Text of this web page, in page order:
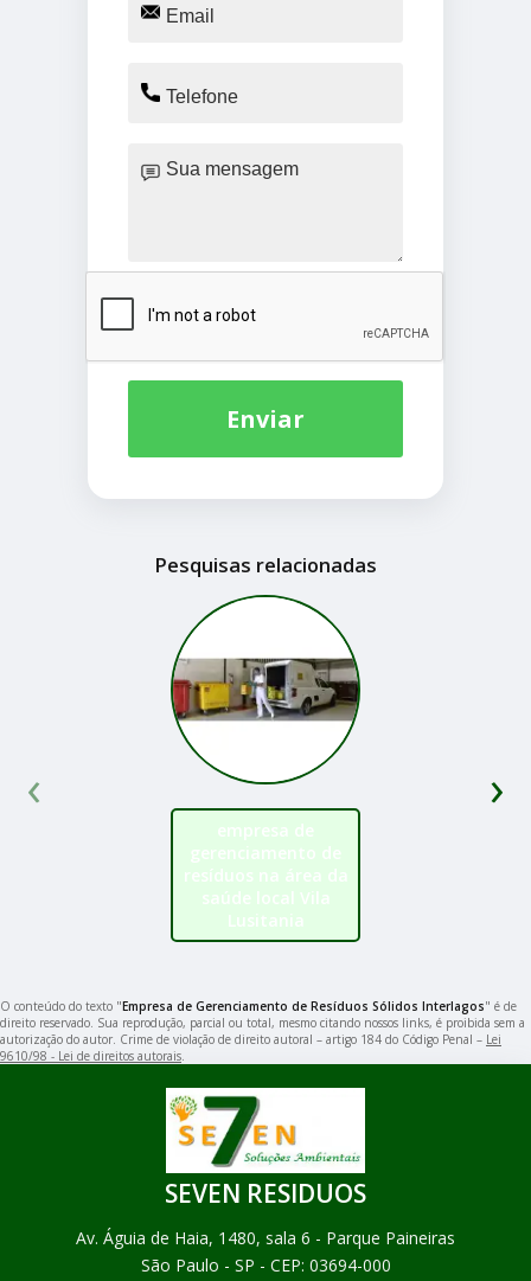
Enviar
Pesquisas relacionadas
empresa de
gerenciamento de
resíduos na área da
saúde local Vila
Lusitania
‹ ›
O conteúdo do texto "Empresa de Gerenciamento de Resíduos Sólidos Interlagos" é de
direito reservado. Sua reprodução, parcial ou total, mesmo citando nossos links, é proibida sem a
autorização do autor. Crime de violação de direito autoral – artigo 184 do Código Penal – Lei
9610/98 - Lei de direitos autorais.
SEVEN RESIDUOS
Av. Águia de Haia, 1480, sala 6 - Parque Paineiras
São Paulo - SP - CEP: 03694-000